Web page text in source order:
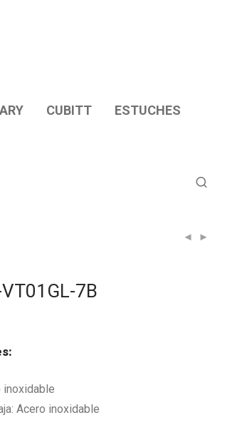
CUBITT ESTUCHES
7B
inoxidable
Acero inoxidable